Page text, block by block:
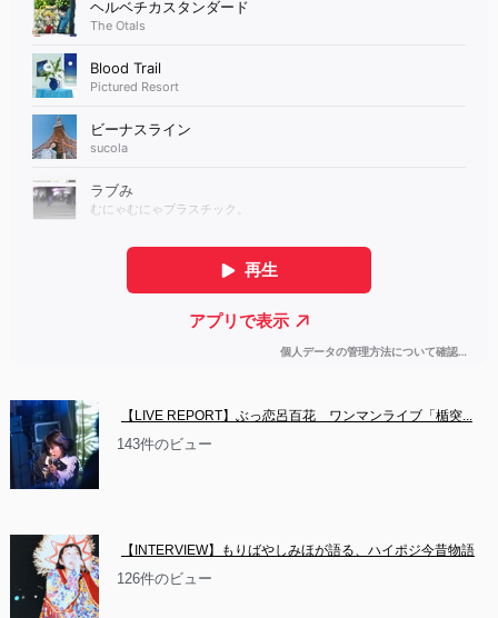
【LIVE REPORT】ぶっ恋呂百花　ワンマンライブ「楯突...
143件のビュー
【INTERVIEW】もりばやしみほが語る、ハイポジ今昔物語
126件のビュー